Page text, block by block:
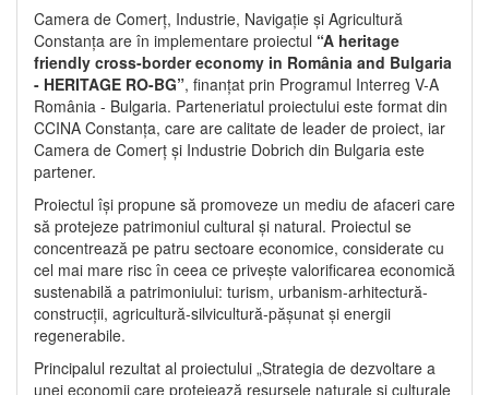
Camera de Comerț, Industrie, Navigație și Agricultură
Constanța are în implementare proiectul “A heritage
friendly cross-border economy in România and Bulgaria
- HERITAGE RO-BG”, finanțat prin Programul Interreg V-A
România - Bulgaria. Parteneriatul proiectului este format din
CCINA Constanța, care are calitate de leader de proiect, iar
Camera de Comerț și Industrie Dobrich din Bulgaria este
partener.
Proiectul își propune să promoveze un mediu de afaceri care
să protejeze patrimoniul cultural și natural. Proiectul se
concentrează pe patru sectoare economice, considerate cu
cel mai mare risc în ceea ce privește valorificarea economică
sustenabilă a patrimoniului: turism, urbanism-arhitectură-
construcții, agricultură-silvicultură-pășunat și energii
regenerabile.
Principalul rezultat al proiectului „Strategia de dezvoltare a
unei economii care protejează resursele naturale și culturale